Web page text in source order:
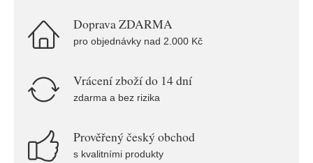
Doprava ZDARMA
pro objednávky nad 2.000 Kč
Vrácení zboží do 14 dní
zdarma a bez rizika
Prověřený český obchod
s kvalitními produkty